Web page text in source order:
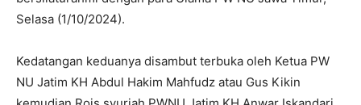
Selasa (1/10/2024).
Kedatangan keduanya disambut terbuka oleh Ketua PW
NU Jatim KH Abdul Hakim Mahfudz atau Gus Kikin